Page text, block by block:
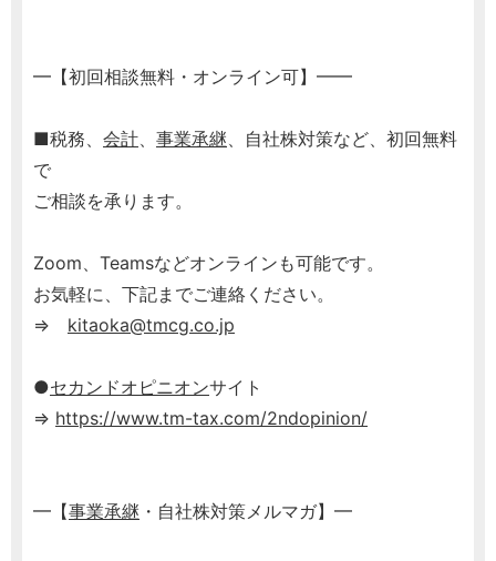
━【初回相談無料・オンライン可】━━
■税務、 会計、 事業承継、自社株対策など、初回無料
で
ご相談を承ります。
Zoom、Teamsなどオンラインも可能です。
お気軽に、下記までご連絡ください。
⇒ kitaoka@tmcg.co.jp
●セカンドオピニオンサイト
⇒ https://www.tm-tax.com/2ndopinion/
━【事業承継 ・自社株対策メルマガ】━